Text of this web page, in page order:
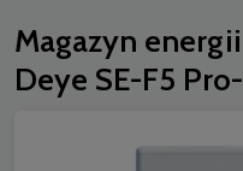
Magazyn
Deye SE-F5